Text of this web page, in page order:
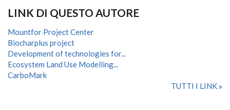
LINK DI QUESTO AUTORE
Mountfor Project Center
Biocharplus project
Development of technologies for...
Ecosystem Land Use Modelling...
CarboMark
TUTTI I LINK